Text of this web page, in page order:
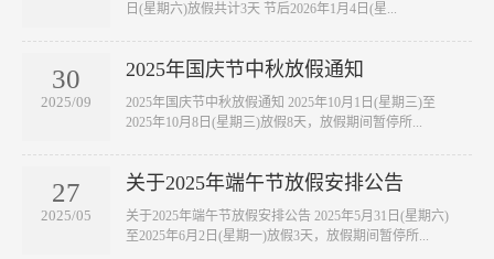
日(星期六)放假共计3天 节后2026年1月4日(星...
30
2025/09
2025年国庆节中秋放假通知
2025年国庆节中秋放假通知 2025年10月1日(星期三)至
2025年10月8日(星期三)放假8天，放假期间暂停所...
27
2025/05
关于2025年端午节放假安排公告
关于2025年端午节放假安排公告 2025年5月31日(星期六)
至2025年6月2日(星期一)放假3天，放假期间暂停所...